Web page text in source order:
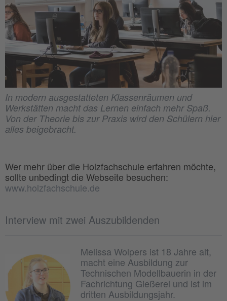
In modern ausgestatteten Klassenräumen und
Werkstätten macht das Lernen einfach mehr Spaß.
Von der Theorie bis zur Praxis wird den Schülern hier
alles beigebracht.
Wer mehr über die Holzfachschule erfahren möchte,
sollte unbedingt die Webseite besuchen:
www.holzfachschule.de
Interview mit zwei Auszubildenden
Melissa Wolpers ist 18 Jahre alt,
macht eine Ausbildung zur
Technischen Modellbauerin in der
Fachrichtung Gießerei und ist im
dritten Ausbildungsjahr.